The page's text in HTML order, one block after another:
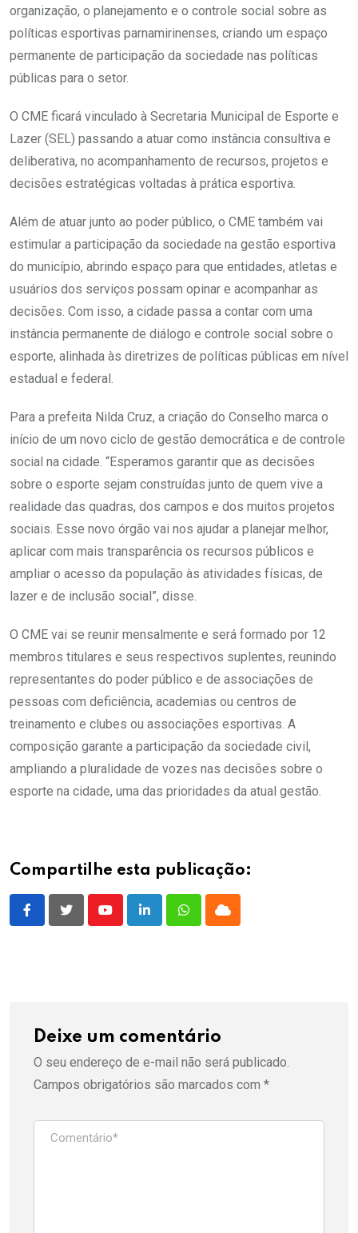
organização, o planejamento e o controle social sobre as
políticas esportivas parnamirinenses, criando um espaço
permanente de participação da sociedade nas políticas
públicas para o setor.
O CME ficará vinculado à Secretaria Municipal de Esporte e
Lazer (SEL) passando a atuar como instância consultiva e
deliberativa, no acompanhamento de recursos, projetos e
decisões estratégicas voltadas à prática esportiva.
Além de atuar junto ao poder público, o CME também vai
estimular a participação da sociedade na gestão esportiva
do município, abrindo espaço para que entidades, atletas e
usuários dos serviços possam opinar e acompanhar as
decisões. Com isso, a cidade passa a contar com uma
instância permanente de diálogo e controle social sobre o
esporte, alinhada às diretrizes de políticas públicas em nível
estadual e federal.
Para a prefeita Nilda Cruz, a criação do Conselho marca o
início de um novo ciclo de gestão democrática e de controle
social na cidade. “Esperamos garantir que as decisões
sobre o esporte sejam construídas junto de quem vive a
realidade das quadras, dos campos e dos muitos projetos
sociais. Esse novo órgão vai nos ajudar a planejar melhor,
aplicar com mais transparência os recursos públicos e
ampliar o acesso da população às atividades físicas, de
lazer e de inclusão social”, disse.
O CME vai se reunir mensalmente e será formado por 12
membros titulares e seus respectivos suplentes, reunindo
representantes do poder público e de associações de
pessoas com deficiência, academias ou centros de
treinamento e clubes ou associações esportivas. A
composição garante a participação da sociedade civil,
ampliando a pluralidade de vozes nas decisões sobre o
esporte na cidade, uma das prioridades da atual gestão.
Compartilhe esta publicação:
YoutubeLinkedInWhatsappCloud
Deixe um comentário
O seu endereço de e-mail não será publicado.
Campos obrigatórios são marcados com *